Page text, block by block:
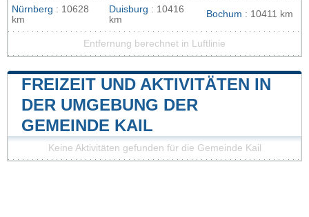
Nürnberg : 10628
km
Duisburg : 10416
km
Bochum : 10411 km
Entfernung berechnet in Luftlinie
FREIZEIT UND AKTIVITÄTEN IN
DER UMGEBUNG DER
GEMEINDE KAIL
Keine Aktivitäten gefunden für die Gemeinde Kail